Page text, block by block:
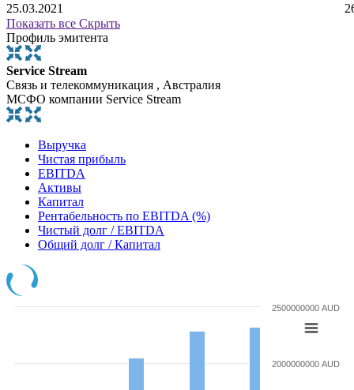
25.03.2021
Показать все Скрыть
Профиль эмитента
Service Stream
Связь и телекоммуникация , Австралия
МСФО компании Service Stream
Выручка
Чистая прибыль
EBITDA
Активы
Капитал
Рентабельность по EBITDA (%)
Чистый долг / EBITDA
Общий долг / Капитал
2000000000 AUD
2500000000 AUD